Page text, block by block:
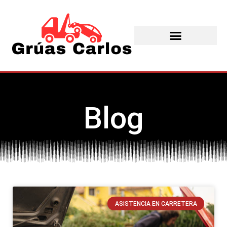
Blog
ASISTENCIA EN CARRETERA